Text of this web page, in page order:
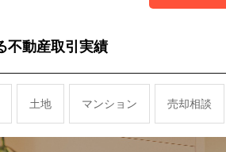
不動産取引実績
土地 マンション 売却相談